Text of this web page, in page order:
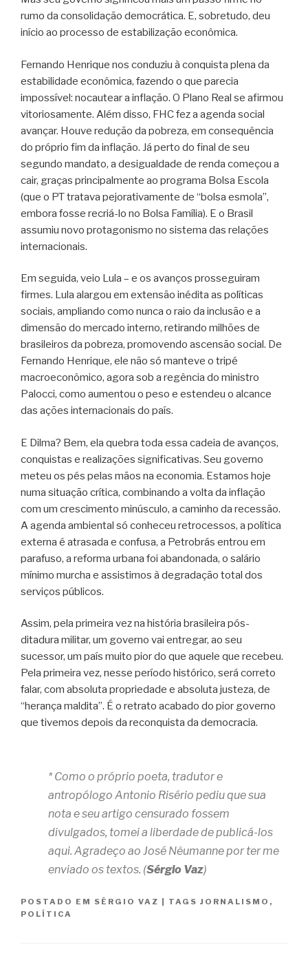
rumo da consolidação democrática. E, sobretudo, deu
início ao processo de estabilização econômica.
Fernando Henrique nos conduziu à conquista plena da
estabilidade econômica, fazendo o que parecia
impossível: nocautear a inflação. O Plano Real se afirmou
vitoriosamente. Além disso, FHC fez a agenda social
avançar. Houve redução da pobreza, em consequência
do próprio fim da inflação. Já perto do final de seu
segundo mandato, a desigualdade de renda começou a
cair, graças principalmente ao programa Bolsa Escola
(que o PT tratava pejorativamente de “bolsa esmola”,
embora fosse recriá-lo no Bolsa Família). E o Brasil
assumiu novo protagonismo no sistema das relações
internacionais.
Em seguida, veio Lula – e os avanços prosseguiram
firmes. Lula alargou em extensão inédita as políticas
sociais, ampliando como nunca o raio da inclusão e a
dimensão do mercado interno, retirando milhões de
brasileiros da pobreza, promovendo ascensão social. De
Fernando Henrique, ele não só manteve o tripé
macroeconômico, agora sob a regência do ministro
Palocci, como aumentou o peso e estendeu o alcance
das ações internacionais do país.
E Dilma? Bem, ela quebra toda essa cadeia de avanços,
conquistas e realizações significativas. Seu governo
meteu os pés pelas mãos na economia. Estamos hoje
numa situação crítica, combinando a volta da inflação
com um crescimento minúsculo, a caminho da recessão.
A agenda ambiental só conheceu retrocessos, a política
externa é atrasada e confusa, a Petrobrás entrou em
parafuso, a reforma urbana foi abandonada, o salário
mínimo murcha e assistimos à degradação total dos
serviços públicos.
Assim, pela primeira vez na história brasileira pós-
ditadura militar, um governo vai entregar, ao seu
sucessor, um país muito pior do que aquele que recebeu.
Pela primeira vez, nesse período histórico, será correto
falar, com absoluta propriedade e absoluta justeza, de
“herança maldita”. É o retrato acabado do pior governo
que tivemos depois da reconquista da democracia.
* Como o próprio poeta, tradutor e
antropólogo Antonio Risério pediu que sua
nota e seu artigo censurado fossem
divulgados, tomei a liberdade de publicá-los
aqui. Agradeço ao José Nêumanne por ter me
enviado os textos. (Sérgio Vaz)
POSTADO EM SÉRGIO VAZ | TAGS JORNALISMO ,
POLÍTICA